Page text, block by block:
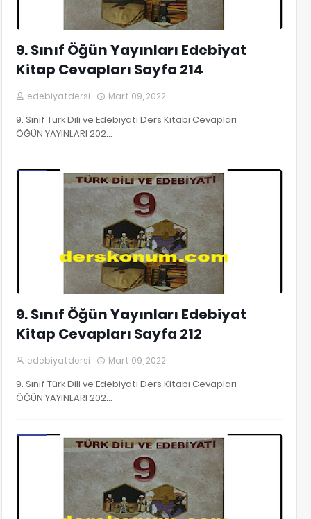
9. Sınıf Öğün Yayınları Edebiyat
Kitap Cevapları Sayfa 214
edebiyatdersi Mart 09, 2022
9. Sınıf Türk Dili ve Edebiyatı Ders Kitabı Cevapları
ÖĞÜN YAYINLARI 202…
9. Sınıf Öğün Yayınları Edebiyat
Kitap Cevapları Sayfa 212
edebiyatdersi Mart 09, 2022
9. Sınıf Türk Dili ve Edebiyatı Ders Kitabı Cevapları
ÖĞÜN YAYINLARI 202…